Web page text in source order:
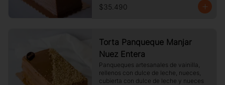
$35.490
Torta Panqueque Manjar
Nuez Entera
Panqueques artesanales de vainilla,
rellenos con dulce de leche, nueces,
cubierta con dulce de leche y nueces